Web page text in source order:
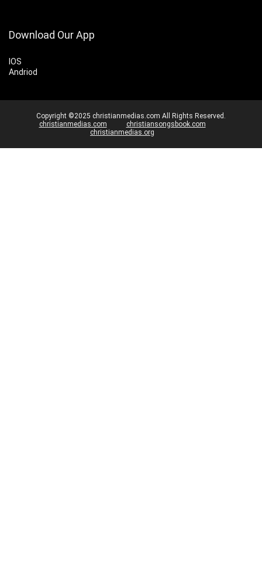
Download Our App
IOS
Andriod
Copyright ©2025 christianmedias.com All Rights Reserved.
christianmedias.com
christiansongsbook.com
christianmedias.org